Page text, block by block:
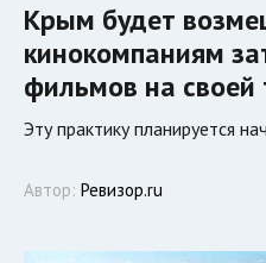
Крым будет
кинокомпаниям
фильмов на своей
Эту практику планируется
Автор: Ревизор.ru